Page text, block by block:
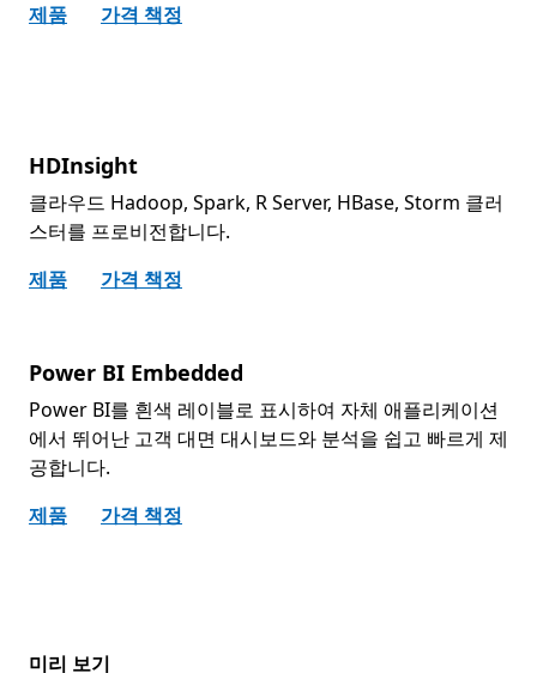
제품
가격 책정
HDInsight
클라우드 Hadoop, Spark, R Server, HBase, Storm 클러
스터를 프로비전합니다.
제품
가격 책정
Power BI Embedded
Power BI를 흰색 레이블로 표시하여 자체 애플리케이션
에서 뛰어난 고객 대면 대시보드와 분석을 쉽고 빠르게 제
공합니다.
제품
가격 책정
미리 보기